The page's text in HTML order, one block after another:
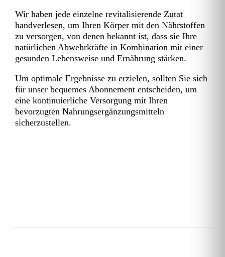
Wir haben jede einzelne revitalisierende Zutat
handverlesen, um Ihren Körper mit den Nährstoffen
zu versorgen, von denen bekannt ist, dass sie Ihre
natürlichen Abwehrkräfte in Kombination mit einer
gesunden Lebensweise und Ernährung stärken.
Um optimale Ergebnisse zu erzielen, sollten Sie sich
für unser bequemes Abonnement entscheiden, um
eine kontinuierliche Versorgung mit Ihren
bevorzugten Nahrungsergänzungsmitteln
sicherzustellen.